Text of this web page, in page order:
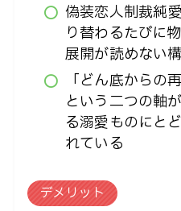
偽装恋人→制裁→純
り替わるたびに
展開が読めない
「どん底からの
という二つの軸
る溺愛ものにと
れている
デメリット